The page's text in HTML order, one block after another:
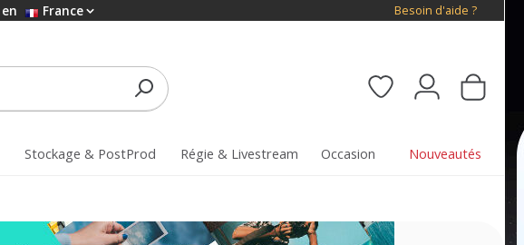
en France Besoin d'aide ?
Stockage & PostProd Régie & Livestream Occasion Nouveautés